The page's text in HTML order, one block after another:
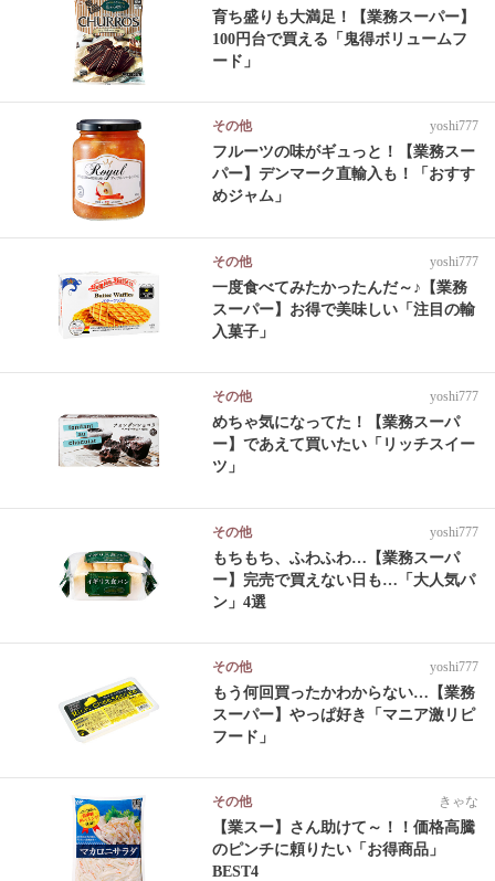
育ち盛りも大満足！【業務スーパー】
100円台で買える「鬼得ボリュームフ
ード」
その他 yoshi777
フルーツの味がギュっと！【業務スー
パー】デンマーク直輸入も！「おすす
めジャム」
その他 yoshi777
一度食べてみたかったんだ～♪【業務
スーパー】お得で美味しい「注目の輸
入菓子」
その他 yoshi777
めちゃ気になってた！【業務スーパ
ー】であえて買いたい「リッチスイー
ツ」
その他 yoshi777
もちもち、ふわふわ…【業務スーパ
ー】完売で買えない日も…「大人気パ
ン」4選
その他 yoshi777
もう何回買ったかわからない…【業務
スーパー】やっぱ好き「マニア激リピ
フード」
その他 きゃな
【業スー】さん助けて～！！価格高騰
のピンチに頼りたい「お得商品」
BEST4